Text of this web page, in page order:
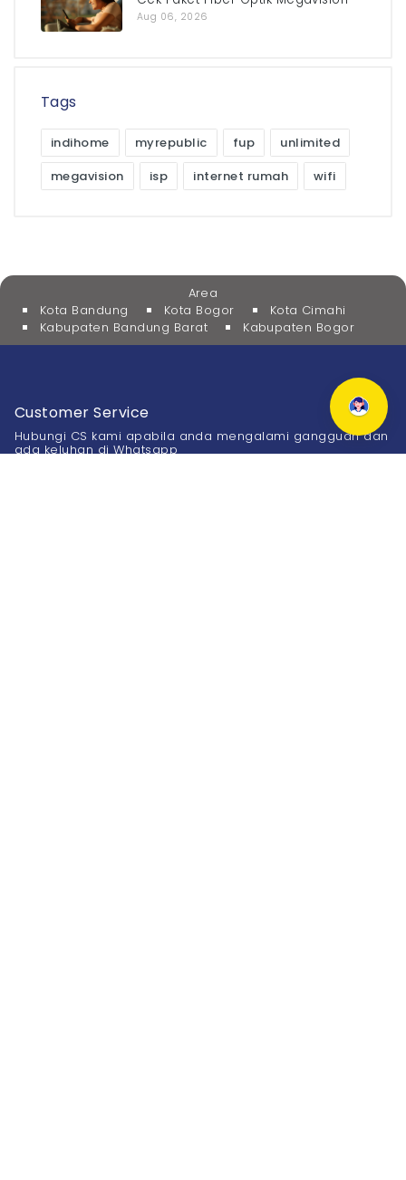
Aug 06, 2026
Tags
indihome myrepublic fup
unlimited
megavision
isp internet rumah wifi
Area
Kota Bandung
Kota Bogor
Kota Cimahi
Kabupaten Bandung Barat
Kabupaten Bogor
Customer Service
Hubungi CS kami apabila anda mengalami gangguan dan
ada keluhan di Whatsapp